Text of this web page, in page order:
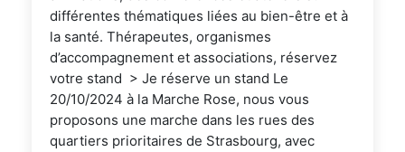
différentes thématiques liées au bien-être et à
la santé. Thérapeutes, organismes
d’accompagnement et associations, réservez
votre stand > Je réserve un stand Le
20/10/2024 à la Marche Rose, nous vous
proposons une marche dans les rues des
quartiers prioritaires de Strasbourg, avec